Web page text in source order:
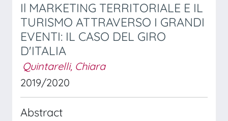
Il MARKETING TERRITORIALE E IL
TURISMO ATTRAVERSO I GRANDI
EVENTI: IL CASO DEL GIRO
D'ITALIA
Quintarelli, Chiara
2019/2020
Abstract